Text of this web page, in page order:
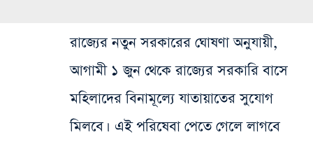
রাজ্যের নতুন সরকারের ঘোষণা অনুযায়ী,
আগামী ১ জুন থেকে রাজ্যের সরকারি বাসে
মহিলাদের বিনামূল্যে যাতায়াতের সুযোগ
মিলবে। এই পরিষেবা পেতে গেলে লাগবে